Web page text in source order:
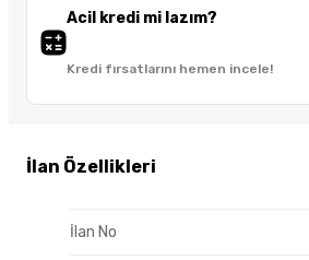
Acil kredi mi lazım?
Kredi fırsatlarını hemen incele!
İlan Özellikleri
İlan No